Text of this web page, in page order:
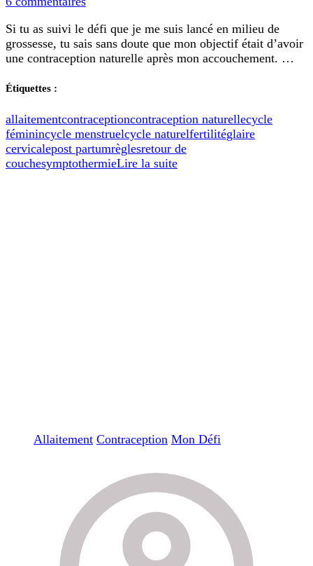
retour
de
mon
l’accouchement
Si tu as suivi le défi que je me suis lancé en milieu de
grossesse, tu sais sans doute que mon objectif était d’avoir
une contraception naturelle après mon accouchement. …
Étiquettes :
allaitementcontraceptioncontraception naturellecycle
féminincycle menstruelcycle naturelfertilitéglaire
cervicalepost partumrèglesretour de
couchesymptothermieLire la suite
Allaitement Contraception Mon Défi